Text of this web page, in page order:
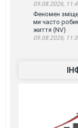
09.08.2026,
Феномен
ми часто
життя (NV)
09.08.2026,